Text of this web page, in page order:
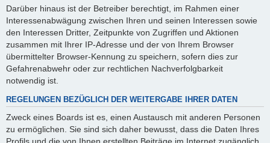
Darüber hinaus ist der Betreiber berechtigt, im Rahmen einer
Interessenabwägung zwischen Ihren und seinen Interessen sowie
den Interessen Dritter, Zeitpunkte von Zugriffen und Aktionen
zusammen mit Ihrer IP-Adresse und der von Ihrem Browser
übermittelter Browser-Kennung zu speichern, sofern dies zur
Gefahrenabwehr oder zur rechtlichen Nachverfolgbarkeit
notwendig ist.
REGELUNGEN BEZÜGLICH DER WEITERGABE IHRER DATEN
Zweck eines Boards ist es, einen Austausch mit anderen Personen
zu ermöglichen. Sie sind sich daher bewusst, dass die Daten Ihres
Profils und die von Ihnen erstellten Beiträge im Internet zugänglich